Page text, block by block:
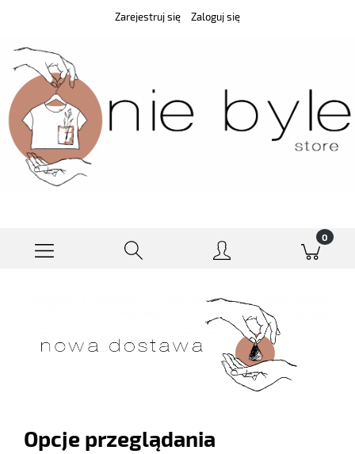
Zarejestruj się Zaloguj się
Opcje przeglądania